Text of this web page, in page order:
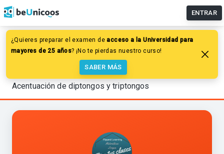
ENTRAR
¿Quieres preparar el examen deacceso a la Universidad para
mayores de 25 años? ¡No te pierdas nuestro curso!
SABER MÁS
Lengua y Literatura
Ortografía y formación de palabras
Reglas de acentuación
Acentuación de diptongos y triptongos